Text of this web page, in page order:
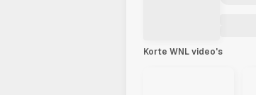
Korte WNL video's